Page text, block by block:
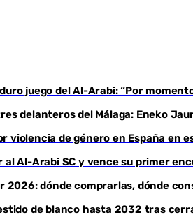
juego del Al-Arabi: “Por
delanteros del Málaga: Eneko
violencia de género en España
al Al-Arabi SC y vence su primer
2026: dónde comprarlas, dónde
de blanco hasta 2032 tras